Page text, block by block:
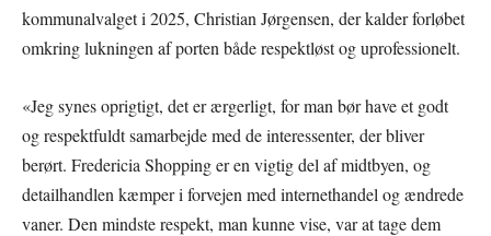
kommunalvalget i 2025, Christian Jørgensen, der kalder forløbet
omkring lukningen af porten både respektløst og uprofessionelt.
«Jeg synes oprigtigt, det er ærgerligt, for man bør have et godt
og respektfuldt samarbejde med de interessenter, der bliver
berørt. Fredericia Shopping er en vigtig del af midtbyen, og
detailhandlen kæmper i forvejen med internethandel og ændrede
vaner. Den mindste respekt, man kunne vise, var at tage dem